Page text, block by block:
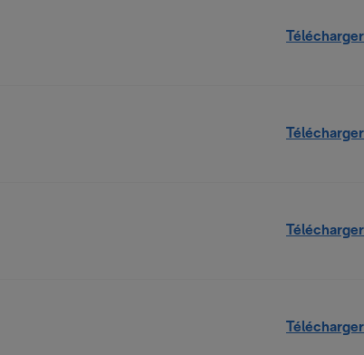
Télécharger
Télécharger
Télécharger
Télécharger